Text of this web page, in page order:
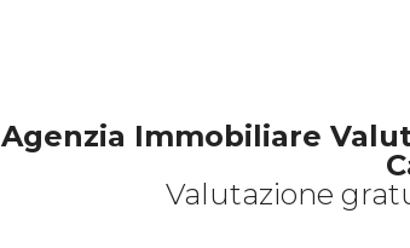
Agenzia Immobiliare
Valutazione